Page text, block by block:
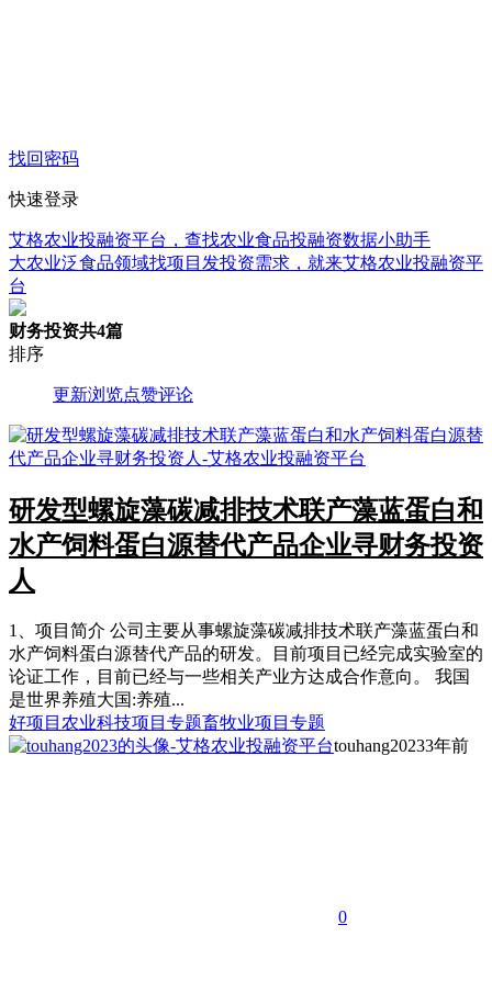
找回密码
快速登录
艾格农业投融资平台，查找农业食品投融资数据小助手
大农业泛食品领域找项目发投资需求，就来艾格农业投融资平
台
财务投资共4篇
排序
更新浏览点赞评论
研发型螺旋藻碳减排技术联产藻蓝蛋白和
水产饲料蛋白源替代产品企业寻财务投资
人
1、项目简介 公司主要从事螺旋藻碳减排技术联产藻蓝蛋白和
水产饲料蛋白源替代产品的研发。目前项目已经完成实验室的
论证工作，目前已经与一些相关产业方达成合作意向。 我国
是世界养殖大国:养殖...
好项目 农业科技项目专题畜牧业项目专题
touhang20233年前
0